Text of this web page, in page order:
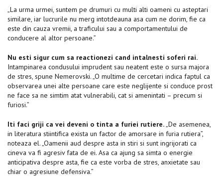
„La urma urmei, suntem pe drumuri cu multi alti oameni cu asteptari
similare, iar lucrurile nu merg intotdeauna asa cum ne dorim, fie ca
este din cauza vremii, a traficului sau a comportamentului de
conducere al altor persoane.”
Nu esti sigur cum sa reactionezi cand intalnesti soferi rai.
Intampinarea condusului imprudent sau neatent este o sursa majora
de stres, spune Nemerovski. „O multime de cercetari indica faptul ca
observarea unei alte persoane care este neglijente si conduce prost
ne face sa ne simtim atat vulnerabili, cat si amenintati – precum si
furiosi.”
Iti faci griji ca vei deveni o tinta a furiei rutiere.„De asemenea,
in literatura stiintifica exista un factor de amorsare in furia rutiera”,
noteaza el. „Oamenii aud despre asta in stiri si sunt ingrijorati ca
cineva va fi agresiv fata de ei. Asa ca ajung sa simta o energie
anticipativa despre asta, fie ca este vorba de stres, anxietate sau
chiar o agresiune defensiva.”